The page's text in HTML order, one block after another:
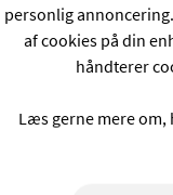
personlig
af cookies på din
håndterer
Læs gerne mere